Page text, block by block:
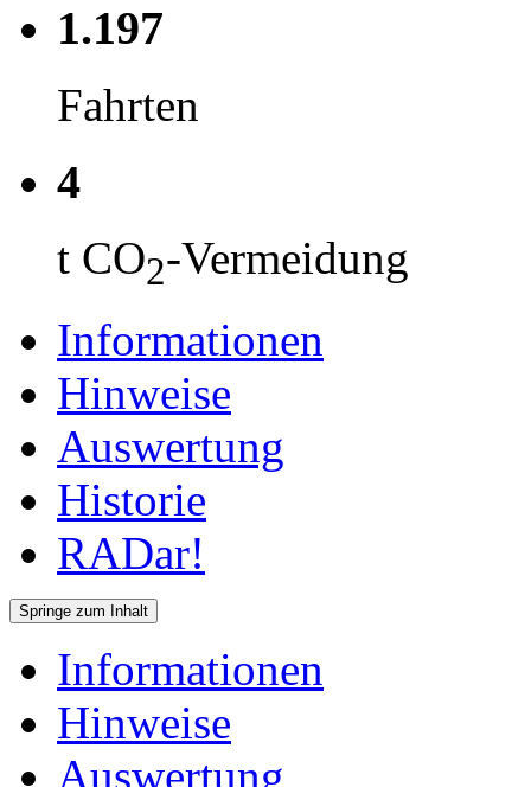
1.197
Fahrten
4
t CO2-Vermeidung
Informationen
Hinweise
Auswertung
Historie
RADar!
Springe zum Inhalt
Informationen
Hinweise
Auswertung